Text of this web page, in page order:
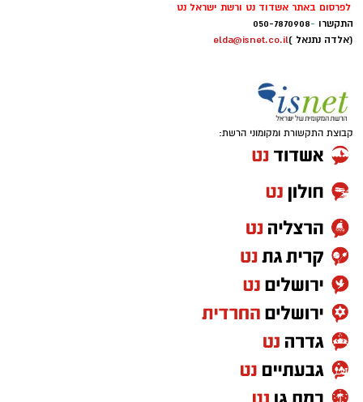
לפרסום באתר אשדוד נט ורשת ישראל נט
התקשרו -
050-7870908
(אלדה נתנאל )elda@isnet.co.il
קבוצת התקשורת ומקומוני הרשת: